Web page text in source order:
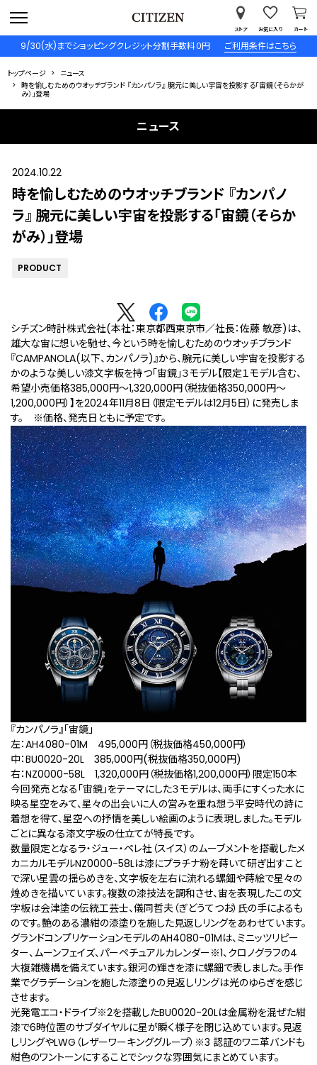
9/30(水)までショッピングクレジット分割手数料０円 ご利用条件はこちら
ストア お気に入り カート
トップページ
ニュース
時を愉しむためのウオッチブランド 『カンパノラ』 腕元に美しい宇宙を投影する「宙鏡（そらかが
み）」登場
ニュース
2024.10.22
時を愉しむためのウオッチブランド 『カンパノ
ラ』 腕元に美しい宇宙を投影する「宙鏡（そらか
がみ）」登場
PRODUCT
シチズン時計株式会社(本社：東京都西東京市／社長：佐藤 敏彦)は、
雄大な宙に想いを馳せ、今という時を愉しむためのウオッチブランド
『CAMPANOLA(以下、カンパノラ)』から、腕元に美しい宇宙を投影する
かのような美しい漆文字板を持つ「宙鏡」３モデル【限定１モデル含む、
希望⼩売価格385,000円～1,320,000円（税抜価格350,000円～
1,200,000円）】を2024年11月8日（限定モデルは12月5日）に発売しま
す。 ※価格、発売日ともに予定です。
『カンパノラ』「宙鏡」
左：AH4080-01M 495,000円（税抜価格450,000円）
中：BU0020-20L 385,000円(税抜価格350,000円)
右：NZ0000-58L 1,320,000円（税抜価格1,200,000円）限定150本
今回発売となる「宙鏡」をテーマにした３モデルは、両手にすくった水に
映る星空をみて、星々の出会いに人の営みを重ね想う平安時代の詩に
着想を得て、星空への抒情を美しい絵画のように表現しました。モデル
ごとに異なる漆文字板の仕立てが特長です。
数量限定となるラ・ジュー・ペレ社（スイス）のムーブメントを搭載したメ
カニカルモデルNZ0000-58Lは漆にプラチナ粉を蒔いて研ぎ出すこと
で深い星雲の揺らめきを、文字板を左右に流れる螺鈿や蒔絵で星々の
煌めきを描いています。複数の漆技法を調和させ、宙を表現したこの文
字板は会津塗の伝統工芸士、儀同哲夫（ぎどうてつお）氏の手によるも
のです。艶のある濃紺の漆塗りを施した見返しリングをあわせています。
グランドコンプリケーションモデルのAH4080-01Mは、ミニッツリピー
ター、ムーンフェイズ、パーペチュアルカレンダー※1、クロノグラフの4
大複雑機構を備えています。銀河の輝きを漆に螺鈿で表しました。手作
業でグラデーションを施した漆塗りの見返しリングは光のゆらぎを感じ
させます。
光発電エコ・ドライブ※2を搭載したBU0020-20Lは金属粉を混ぜた紺
漆で6時位置のサブダイヤルに星が瞬く様子を閉じ込めています。見返
しリングやLWG（レザーワーキンググループ） ※3 認証のワニ革バンドも
紺色のワントーンにすることでシックな雰囲気にまとめています。